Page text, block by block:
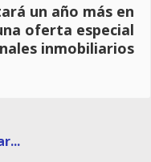
un año más en
oferta especial
inmobiliarios